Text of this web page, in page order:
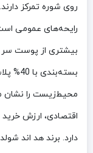
روی شوره تمرکز
بیشتری از پوست
اقتصادی، ارزش
دارد. برند هد اند